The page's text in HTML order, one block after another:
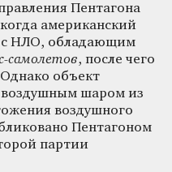
Пентагона
когда американский
с НЛО, обладающим
самолетов, после чего
объект
воздушным шаром из
воздушного
Пентагоном
партии